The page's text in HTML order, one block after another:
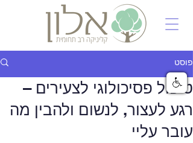
פוסט
טיפול פסיכולוגי לצעירים –
רגע לעצור, לנשום ולהבין מה
עובר עליי